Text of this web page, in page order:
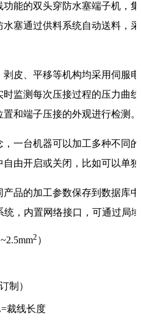
能的双头穿防水塞端子机，
塞通过供料系统自动送料，
皮、平移等机构均采用伺服
监测每次压接过程的压力曲
和端子压接的外观进行检测。
一台机器可以加工多种不同
由开启或关闭，比如可以单
品的加工参数保存到数据库
统，内置网络接口，可通过局
2 ）
制）
裁线长度